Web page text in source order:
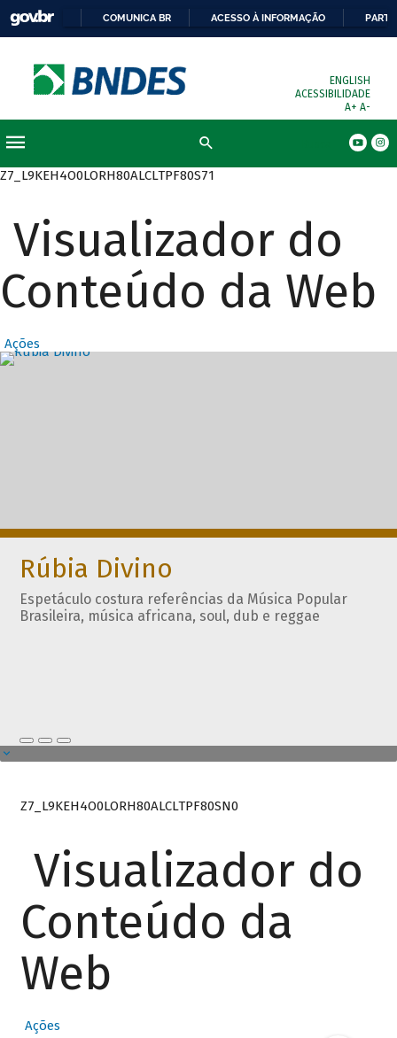
COMUNICA BR ACESSO À INFORMAÇÃO
ENGLISH
ACESSIBILIDADE
A+ A-
Z7_L9KEH4O0LORH80ALCLTPF80S71
Visualizador do
Conteúdo da Web
Ações
Destaques
Rúbia Divino
Espetáculo costura referências da Música Popular
Brasileira, música africana, soul, dub e reggae
Z7_L9KEH4O0LORH80ALCLTPF80SN0
Visualizador do
Conteúdo da
Web
Ações